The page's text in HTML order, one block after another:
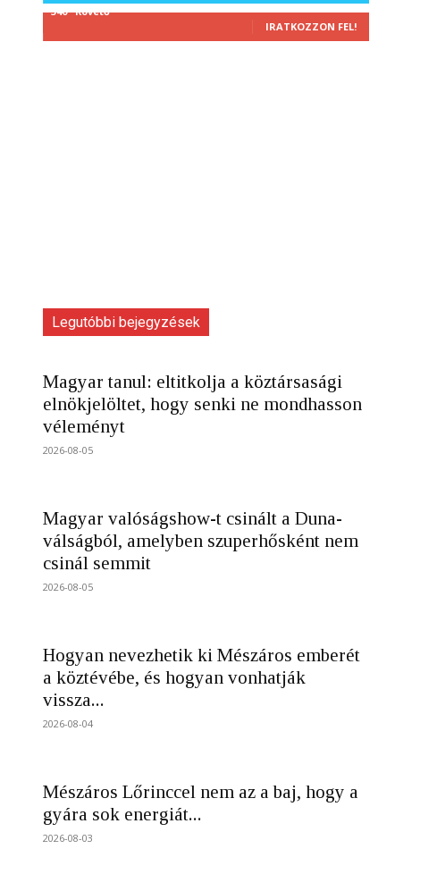
340 Követő
IRATKOZZON FEL!
Legutóbbi bejegyzések
Magyar tanul: eltitkolja a köztársasági
elnökjelöltet, hogy senki ne mondhasson
véleményt
2026-08-05
Magyar valóságshow-t csinált a Duna-
válságból, amelyben szuperhősként nem
csinál semmit
2026-08-05
Hogyan nevezhetik ki Mészáros emberét
a köztévébe, és hogyan vonhatják
vissza...
2026-08-04
Mészáros Lőrinccel nem az a baj, hogy a
gyára sok energiát...
2026-08-03